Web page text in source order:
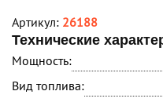
Артикул: 26188
Технические
Мощность:
Вид топлива: